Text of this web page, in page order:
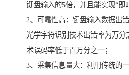
键盘输入的5倍，并且能实现“即
2、可靠性高：键盘输入数据出
光学字符识别技术出错率为万分
术误码率低于百万分之一；
3、采集信息量大：利用传统的